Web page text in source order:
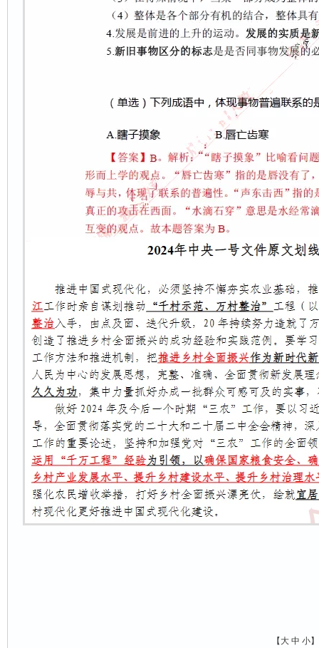
【 大 中 小